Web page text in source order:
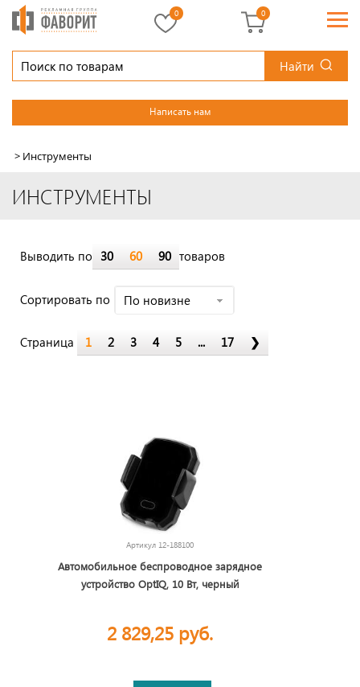
Найти
Написать нам
0 0
> Инструменты
ИНСТРУМЕНТЫ
Выводить по 30 60 90 товаров
Cортировать по По новизне
Страница 1 2 3 4 5 ... 17 ❯
Артикул 12-188100
Автомобильное беспроводное зарядное
устройство OptIQ, 10 Вт, черный
2 829,25 руб.